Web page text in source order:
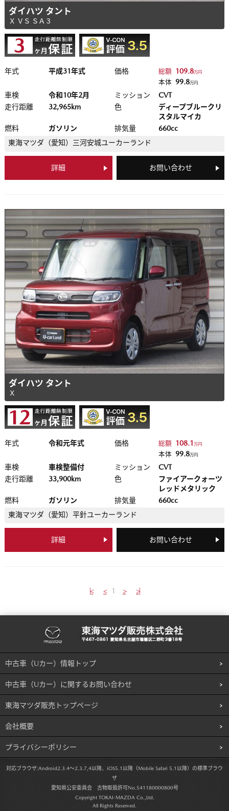
ダイハツ タント
Ｘ ＶＳ ＳＡ３
年式 平成31年式 価格 総額 109.8万円
本体 99.8万円
車検 令和10年2月 ミッション
CVT
走行距離
32,965km 色
ディープブルークリ
スタルマイカ
燃料
ガソリン 排気量
660cc
東海マツダ（愛知） 三河安城ユーカーランド
詳細 お問い合わせ
ダイハツ タント
Ｘ
年式 令和元年式 価格 総額 108.1万円
本体 99.8万円
車検 車検整備付 ミッション
CVT
走行距離
33,900km 色
ファイアークォーツ
レッドメタリック
燃料
ガソリン 排気量
660cc
東海マツダ（愛知） 平針ユーカーランド
詳細 お問い合わせ
|< < 1 > >|
中古車（Uカー）情報トップ
中古車（Uカー）に関するお問い合わせ
東海マツダ販売トップページ
会社概要
プライバシーポリシー
対応ブラウザ:Android2.3.4～2.3.7,4以降、iOS5.1以降（Mobile Safari 5.1以降）の標準ブラウ
ザ
愛知県公安委員会 古物取扱許可No.541180000800号
Copyright TOKAI-MAZDA Co.,Ltd.
All Rights Reserved.